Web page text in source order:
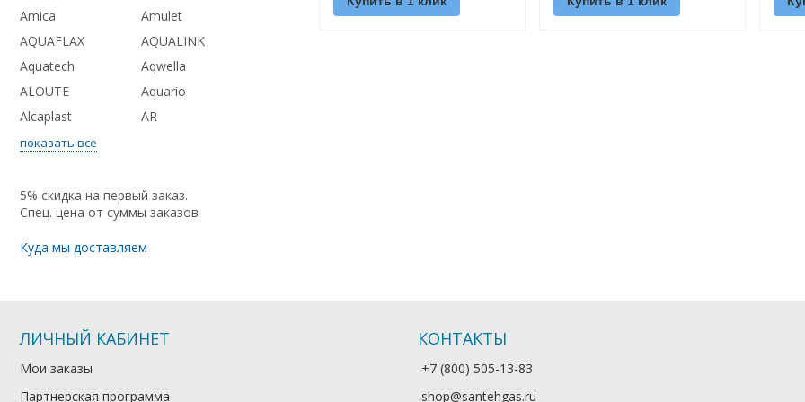
Amica
Amulet
AQUAFLAX
AQUALINK
Aquatech
Aqwella
ALOUTE
Aquario
Alcaplast
AR
показать все
5% скидка на первый заказ.
Спец. цена от суммы заказов
Куда мы доставляем
ЛИЧНЫЙ КАБИНЕТ
Мои заказы
Партнерская программа
КОНТАКТЫ
+7 (800) 505-13-83
shop@santehgas.ru